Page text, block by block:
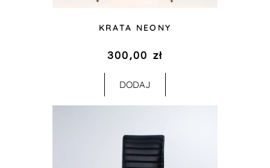
KRATA NEONY
300,00 zł
DODAJ